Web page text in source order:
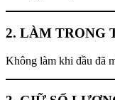
2. LÀM TRONG
Không làm khi đầu đã